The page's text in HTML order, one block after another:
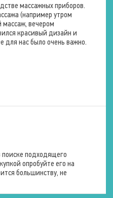
Ягодицы
Бёдра
3 уровня
Спина
Проводной
массажных приборов.
(например утром
вечером
красивый дизайн и
для нас было очень важно.
поиске подходящего
опробуйте его на
большинству, не